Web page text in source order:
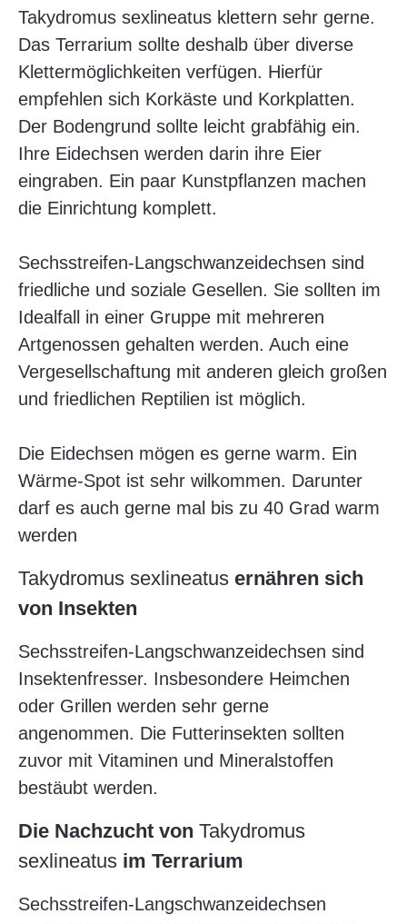
Takydromus sexlineatus klettern sehr gerne.
Das Terrarium sollte deshalb über diverse
Klettermöglichkeiten verfügen. Hierfür
empfehlen sich Korkäste und Korkplatten.
Der Bodengrund sollte leicht grabfähig ein.
Ihre Eidechsen werden darin ihre Eier
eingraben. Ein paar Kunstpflanzen machen
die Einrichtung komplett.
Sechsstreifen-Langschwanzeidechsen sind
friedliche und soziale Gesellen. Sie sollten im
Idealfall in einer Gruppe mit mehreren
Artgenossen gehalten werden. Auch eine
Vergesellschaftung mit anderen gleich großen
und friedlichen Reptilien ist möglich.
Die Eidechsen mögen es gerne warm. Ein
Wärme-Spot ist sehr wilkommen. Darunter
darf es auch gerne mal bis zu 40 Grad warm
werden
Takydromus sexlineatus ernähren sich
von Insekten
Sechsstreifen-Langschwanzeidechsen sind
Insektenfresser. Insbesondere Heimchen
oder Grillen werden sehr gerne
angenommen. Die Futterinsekten sollten
zuvor mit Vitaminen und Mineralstoffen
bestäubt werden.
Die Nachzucht von Takydromus
sexlineatus im Terrarium
Sechsstreifen-Langschwanzeidechsen